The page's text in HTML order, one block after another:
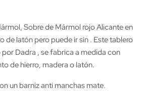
Sobre de Mármol rojo Alicante en
de latón pero puede ir sin . Este tablero
Dadra , se fabrica a medida con
de hierro, madera o latón.
un barniz anti manchas mate.